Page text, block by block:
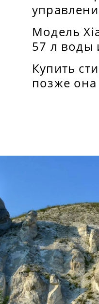
Модель
57 л воды
Купить
позже она